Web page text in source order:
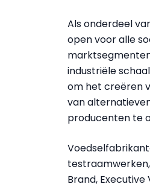
Als onderdeel
open voor alle
industriële
om het creëren
van
producenten te
Brand, Executive